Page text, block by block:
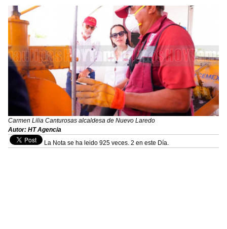
Carmen Lilia Canturosas alcaldesa de Nuevo Laredo
Autor: HT Agencia
La Nota se ha leido 925 veces. 2 en este Día.